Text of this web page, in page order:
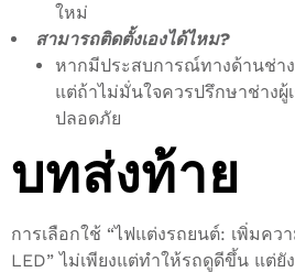
ใหม่
สามารถติดตั้งเองได้ไหม?
หากมีประสบการณ์ทางด้านช่า
แต่ถ้าไม่มั่นใจควรปรึกษาช่างผู้
ปลอดภัย
บทส่งท้าย
การเลือกใช้ “ไฟแต่งรถยนต์: เพิ่มคว
LED” ไม่เพียงแต่ทำให้รถดูดีขึ้น แต่